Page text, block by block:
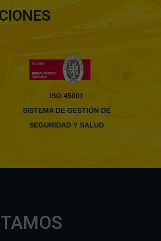
ISO 45001
SISTEMA DE GESTIÓN DE
SEGURIDAD Y SALUD